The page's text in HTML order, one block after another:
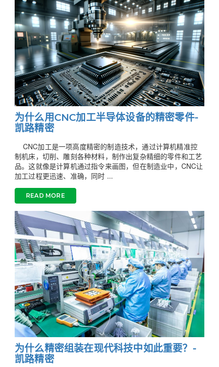
为什么用CNC加工半导体设备的精密零件-
凯路精密
CNC加工是一项高度精密的制造技术，通过计算机精准控
制机床，切削、雕刻各种材料，制作出复杂精细的零件和工艺
品。这就像是计算机通过指令来画图，但在制造业中，CNC让
加工过程更迅速、准确，同时 ...
READ MORE
为什么精密组装在现代科技中如此重要？-
凯路精密